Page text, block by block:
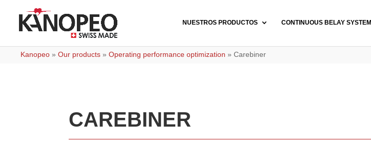
NUESTROS PRODUCTOS CONTINUOUS BELAY SYSTEM
Kanopeo » Our products » Operating performance optimization » Carebiner
CAREBINER